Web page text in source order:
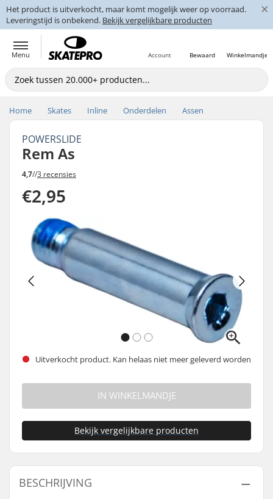
Het product is uitverkocht, maar komt mogelijk weer op voorraad.
Leveringstijd is onbekend. Bekijk vergelijkbare producten
×
Menu Winkelmandje
Bewaard
Account
Home Skates Inline Onderdelen Assen
POWERSLIDE
Rem As
4,7//3 recensies
€2,95
Uitverkocht product. Kan helaas niet meer geleverd worden
IN WINKELMANDJE
Bekijk vergelijkbare producten
BESCHRIJVING